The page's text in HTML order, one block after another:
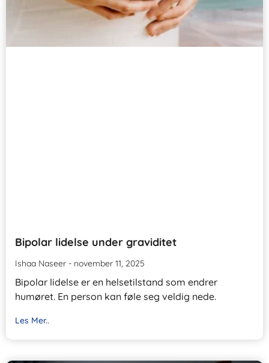
Bipolar lidelse under graviditet
Ishaa Naseer november 11, 2025
Bipolar lidelse er en helsetilstand som endrer
humøret. En person kan føle seg veldig nede.
Les Mer..